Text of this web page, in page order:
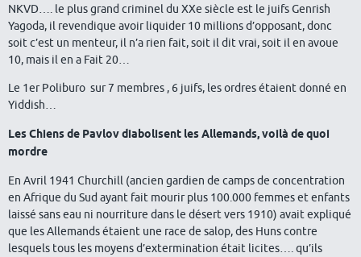
NKVD…. le plus grand criminel du XXe siècle est le juifs Genrish
Yagoda, il revendique avoir liquider 10 millions d’opposant, donc
soit c’est un menteur, il n’a rien fait, soit il dit vrai, soit il en avoue
10, mais il en a Fait 20…
Le 1er Poliburo sur 7 membres , 6 juifs, les ordres étaient donné en
Yiddish…
Les Chiens de Pavlov diabolisent les Allemands, voilà de quoi
mordre
En Avril 1941 Churchill (ancien gardien de camps de concentration
en Afrique du Sud ayant fait mourir plus 100.000 femmes et enfants
laissé sans eau ni nourriture dans le désert vers 1910) avait expliqué
que les Allemands étaient une race de salop, des Huns contre
lesquels tous les moyens d’extermination était licites…. qu’ils